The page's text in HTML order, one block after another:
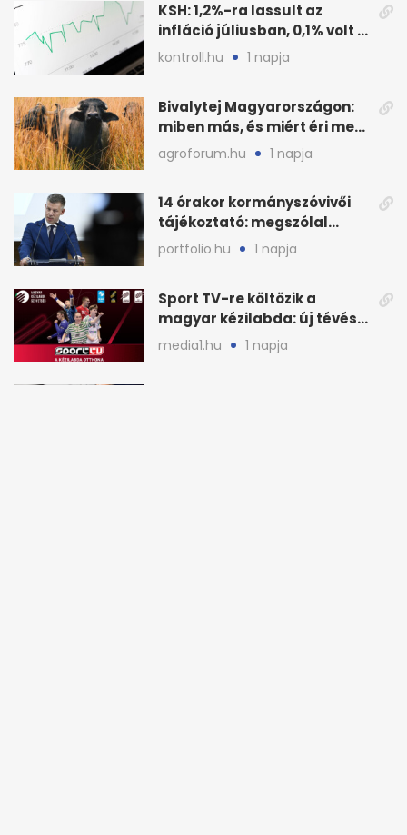
KSH: 1,2%-ra lassult az
infláció júliusban, 0,1% volt a
havi áresés
kontroll.hu 1 napja
Bivalytej Magyarországon:
miben más, és miért éri meg
feldolgozni?
agroforum.hu 1 napja
14 órakor kormányszóvivői
tájékoztató: megszólal
Magyar Péter is
portfolio.hu 1 napja
Sport TV-re költözik a
magyar kézilabda: új tévés
megállapodás
media1.hu 1 napja